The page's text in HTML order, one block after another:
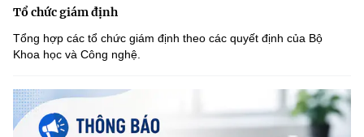
Tổ chức giám định
Tổng hợp các tổ chức giám định theo các quyết định của Bộ
Khoa học và Công nghệ.